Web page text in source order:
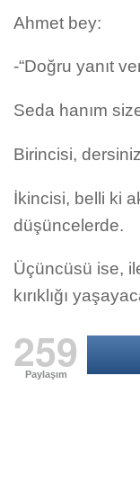
Ahmet bey:
-“Doğru yanıt
Seda hanım
Birincisi,
İkincisi, belli ki
düşüncelerde.
Üçüncüsü ise,
kırıklığı
259
Paylaşım